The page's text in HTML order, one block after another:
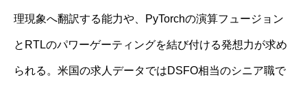
理現象へ翻訳する能力や、PyTorchの演算フュージョン
とRTLのパワーゲーティングを結び付ける発想力が求め
られる。米国の求人データではDSFO相当のシニア職で